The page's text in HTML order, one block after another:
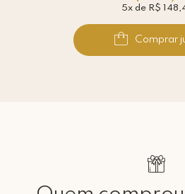
5x de R$
Comprar